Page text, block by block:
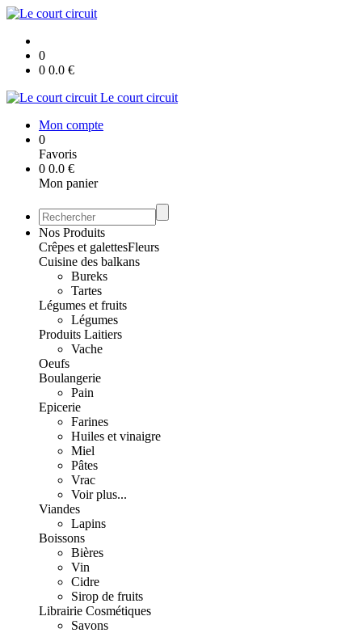
0
0 0.0 €
Le court circuit
Mon compte
0
Favoris
0 0.0 €
Mon panier
Nos Produits
Crêpes et galettesFleurs
Cuisine des balkans
Bureks
Tartes
Légumes et fruits
Légumes
Produits Laitiers
Vache
Oeufs
Boulangerie
Pain
Epicerie
Farines
Huiles et vinaigre
Miel
Pâtes
Vrac
Voir plus...
Viandes
Lapins
Boissons
Bières
Vin
Cidre
Sirop de fruits
Librairie Cosmétiques
Savons